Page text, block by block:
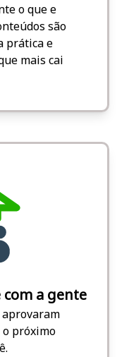
o que e
são
prática e
mais cai
a gente
próximo